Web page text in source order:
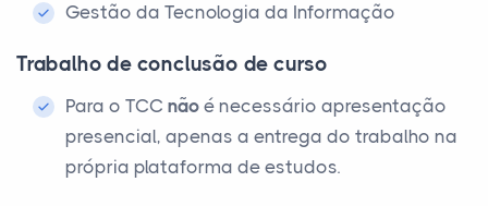
Gestão da Tecnologia da Informação
Trabalho de conclusão de curso
Para o TCC não é necessário apresentação
presencial, apenas a entrega do trabalho na
própria plataforma de estudos.